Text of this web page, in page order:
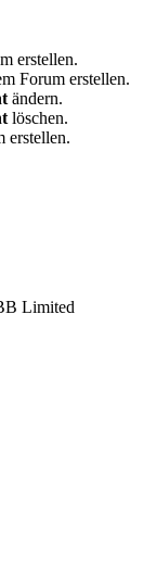
erstellen.
Forum erstellen.
ändern.
löschen.
erstellen.
Limited